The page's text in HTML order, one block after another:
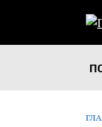
содержанию